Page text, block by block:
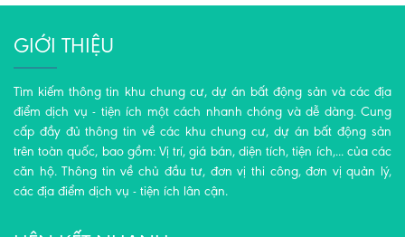
GIỚI THIỆU
Tìm kiếm thông tin khu chung cư, dự án bất động sản và các địa
điểm dịch vụ - tiện ích một cách nhanh chóng và dễ dàng. Cung
cấp đầy đủ thông tin về các khu chung cư, dự án bất động sản
trên toàn quốc, bao gồm: Vị trí, giá bán, diện tích, tiện ích,... của các
căn hộ. Thông tin về chủ đầu tư, đơn vị thi công, đơn vị quản lý,
các địa điểm dịch vụ - tiện ích lân cận.